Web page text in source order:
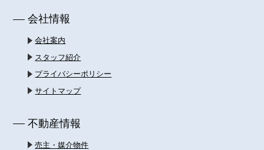
会社情報
会社案内
スタッフ紹介
プライバシーポリシー
サイトマップ
不動産情報
売主・媒介物件